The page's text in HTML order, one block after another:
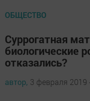
ОБЩЕСТВО
Суррогатная
биологические
отказались?
автор, 3 февраля 2019